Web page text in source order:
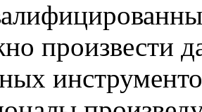
произвести